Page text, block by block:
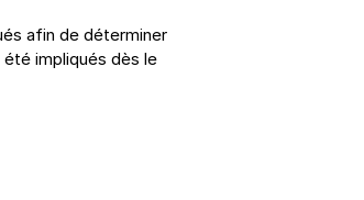
afin de déterminer
impliqués dès le